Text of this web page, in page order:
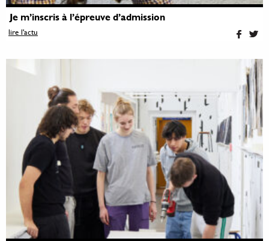
Je m’inscris à l’épreuve d’admission
lire l'actu